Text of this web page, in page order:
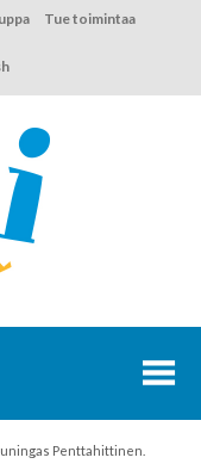
Tue toimintaa
Penttahittinen.